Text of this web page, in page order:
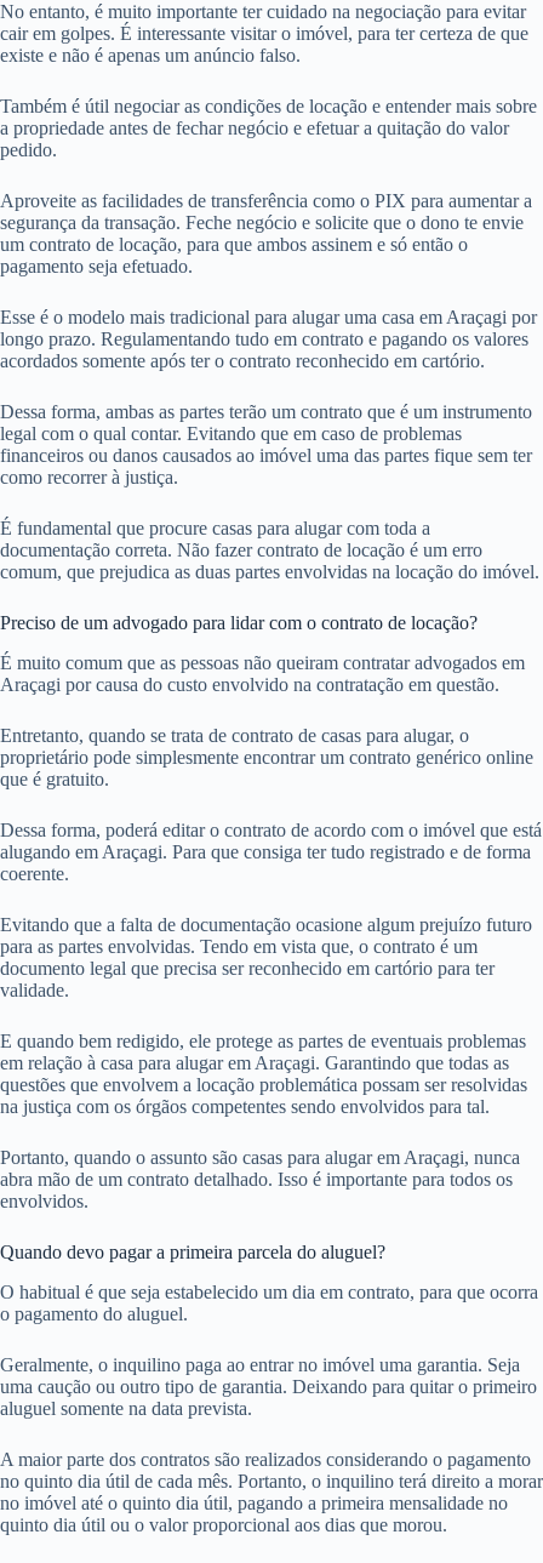
No entanto, é muito importante ter cuidado na negociação para evitar
cair em golpes. É interessante visitar o imóvel, para ter certeza de que
existe e não é apenas um anúncio falso.
Também é útil negociar as condições de locação e entender mais sobre
a propriedade antes de fechar negócio e efetuar a quitação do valor
pedido.
Aproveite as facilidades de transferência como o PIX para aumentar a
segurança da transação. Feche negócio e solicite que o dono te envie
um contrato de locação, para que ambos assinem e só então o
pagamento seja efetuado.
Esse é o modelo mais tradicional para alugar uma casa em Araçagi por
longo prazo. Regulamentando tudo em contrato e pagando os valores
acordados somente após ter o contrato reconhecido em cartório.
Dessa forma, ambas as partes terão um contrato que é um instrumento
legal com o qual contar. Evitando que em caso de problemas
financeiros ou danos causados ao imóvel uma das partes fique sem ter
como recorrer à justiça.
É fundamental que procure casas para alugar com toda a
documentação correta. Não fazer contrato de locação é um erro
comum, que prejudica as duas partes envolvidas na locação do imóvel.
Preciso de um advogado para lidar com o contrato de locação?
É muito comum que as pessoas não queiram contratar advogados em
Araçagi por causa do custo envolvido na contratação em questão.
Entretanto, quando se trata de contrato de casas para alugar, o
proprietário pode simplesmente encontrar um contrato genérico online
que é gratuito.
Dessa forma, poderá editar o contrato de acordo com o imóvel que está
alugando em Araçagi. Para que consiga ter tudo registrado e de forma
coerente.
Evitando que a falta de documentação ocasione algum prejuízo futuro
para as partes envolvidas. Tendo em vista que, o contrato é um
documento legal que precisa ser reconhecido em cartório para ter
validade.
E quando bem redigido, ele protege as partes de eventuais problemas
em relação à casa para alugar em Araçagi. Garantindo que todas as
questões que envolvem a locação problemática possam ser resolvidas
na justiça com os órgãos competentes sendo envolvidos para tal.
Portanto, quando o assunto são casas para alugar em Araçagi, nunca
abra mão de um contrato detalhado. Isso é importante para todos os
envolvidos.
Quando devo pagar a primeira parcela do aluguel?
O habitual é que seja estabelecido um dia em contrato, para que ocorra
o pagamento do aluguel.
Geralmente, o inquilino paga ao entrar no imóvel uma garantia. Seja
uma caução ou outro tipo de garantia. Deixando para quitar o primeiro
aluguel somente na data prevista.
A maior parte dos contratos são realizados considerando o pagamento
no quinto dia útil de cada mês. Portanto, o inquilino terá direito a morar
no imóvel até o quinto dia útil, pagando a primeira mensalidade no
quinto dia útil ou o valor proporcional aos dias que morou.